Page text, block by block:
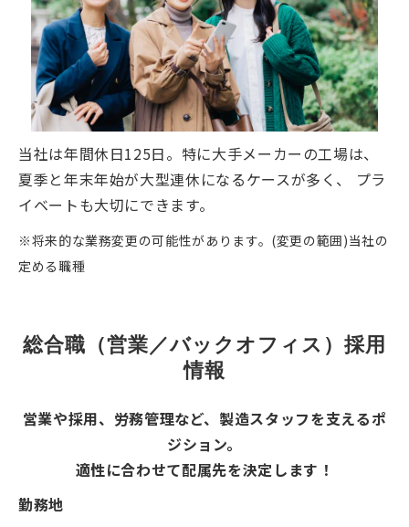
当社は年間休日125日。特に大手メーカーの工場は、
夏季と年末年始が大型連休になるケースが多く、 プラ
イベートも大切にできます。
※将来的な業務変更の可能性があります。(変更の範囲)当社の
定める職種
総合職（営業／バックオフィス）採用
情報
営業や採用、労務管理など、製造スタッフを支えるポ
ジション。
適性に合わせて配属先を決定します！
勤務地